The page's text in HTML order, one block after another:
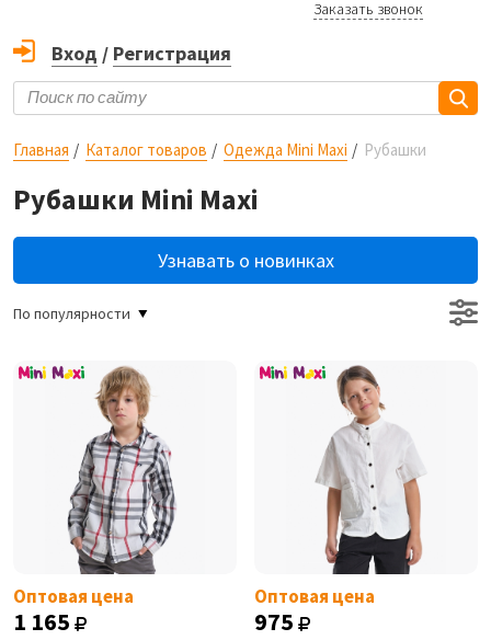
Заказать звонок
Вход / Регистрация
Главная Каталог товаров Одежда Mini Maxi Рубашки
Рубашки Mini Maxi
Узнавать о новинках
По популярности
Оптовая цена
1 165
Оптовая цена
975